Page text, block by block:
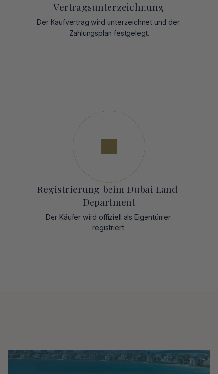
Vertragsunterzeichnung
Der Kaufvertrag wird unterzeichnet und der
Zahlungsplan festgelegt.
Registrierung beim Dubai Land
Department
Der Käufer wird offiziell als Eigentümer
registriert.